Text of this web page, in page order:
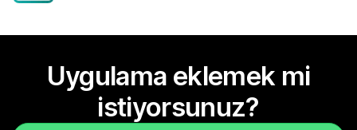
Uygulama eklemek mi
istiyorsunuz?